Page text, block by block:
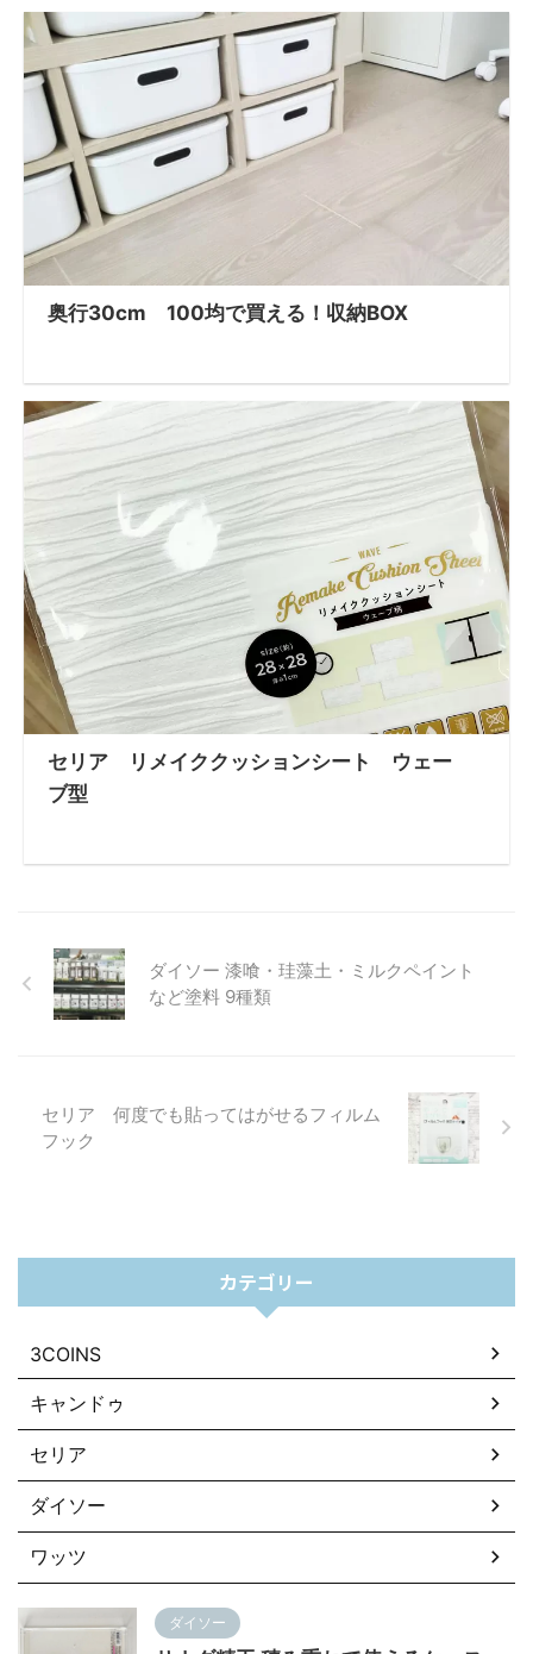
奥行30cm 100均で買える！収納BOX
セリア リメイククッションシート ウェー
ブ型
ダイソー 漆喰・珪藻土・ミルクペイント
など塗料 9種類
セリア 何度でも貼ってはがせるフィルム
フック
カテゴリー
3COINS
キャンドゥ
セリア
ダイソー
ワッツ
ダイソー